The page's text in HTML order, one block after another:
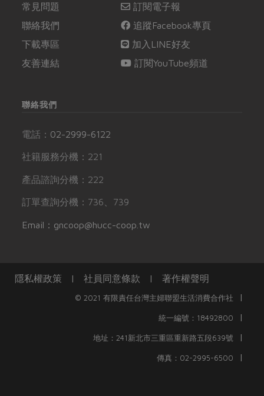
常見問題
聯絡我們
下載專區
友善連結
訂閱電子報
追蹤Facebook專頁
加入LINE好友
訂閱YouTube頻道
聯絡我們
電話： 02-2999-6122
社籍服務分機：221
產品諮詢分機：222
訂單查詢分機：736、739
Email：gncoop@hucc-coop.tw
隱私權政策 | 社員同意條款 | 著作權聲明
© 2021 有限責任台灣主婦聯盟生活消費合作社 |
統一編號：18492800 |
地址：241新北市三重區重新路五段639號 |
傳真：02-2995-6500 |